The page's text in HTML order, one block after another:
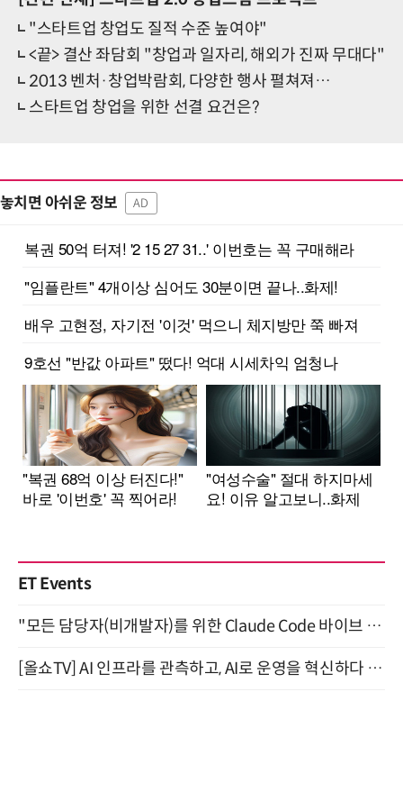
"스타트업 창업도 질적 수준 높여야"
<끝> 결산 좌담회 "창업과 일자리, 해외가 진짜 무대다"
2013 벤처·창업박람회, 다양한 행사 펼쳐져…
스타트업 창업을 위한 선결 요건은?
놓치면 아쉬운 정보 AD
ET Events
"모든 담당자(비개발자)를 위한 Claude Code 바이브 코딩 2-day 부트캠프" 9월 16~17일 개최
[올쇼TV] AI 인프라를 관측하고, AI로 운영을 혁신하다 (8월 11일 생방송)